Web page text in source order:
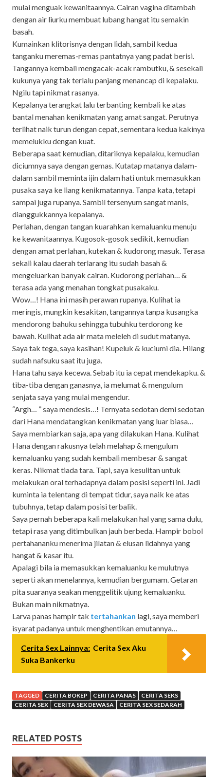
mulai menguak kewanitaannya. Cairan vagina ditambah
dengan air liurku membuat lubang hangat itu semakin
basah.
Kumainkan klitorisnya dengan lidah, sambil kedua
tanganku meremas-remas pantatnya yang padat berisi.
Tangannya kembali mengacak-acak rambutku, & sesekali
kukunya yang tak terlalu panjang menancap di kepalaku.
Ngilu tapi nikmat rasanya.
Kepalanya terangkat lalu terbanting kembali ke atas
bantal menahan kenikmatan yang amat sangat. Perutnya
terlihat naik turun dengan cepat, sementara kedua kakinya
memelukku dengan kuat.
Beberapa saat kemudian, ditariknya kepalaku, kemudian
diciumnya saya dengan gemas. Kutatap matanya dalam-
dalam sambil meminta ijin dalam hati untuk memasukkan
pusaka saya ke liang kenikmatannya. Tanpa kata, tetapi
sampai juga rupanya. Sambil tersenyum sangat manis,
dianggukkannya kepalanya.
Perlahan, dengan tangan kuarahkan kemaluanku menuju
ke kewanitaannya. Kugosok-gosok sedikit, kemudian
dengan amat perlahan, kutekan & kudorong masuk. Terasa
sekali kalau daerah terlarang itu sudah basah &
mengeluarkan banyak cairan. Kudorong perlahan… &
terasa ada yang menahan tongkat pusakaku.
Wow…! Hana ini masih perawan rupanya. Kulihat ia
meringis, mungkin kesakitan, tangannya tanpa kusangka
mendorong bahuku sehingga tubuhku terdorong ke
bawah. Kulihat ada air mata meleleh di sudut matanya.
Saya tak tega, saya kasihan! Kupeluk & kuciumi dia. Hilang
sudah nafsuku saat itu juga.
Hana tahu saya kecewa. Sebab itu ia cepat mendekapku. &
tiba-tiba dengan ganasnya, ia melumat & mengulum
senjata saya yang mulai mengendur.
“Argh… ” saya mendesis…! Ternyata sedotan demi sedotan
dari Hana mendatangkan kenikmatan yang luar biasa…
Saya membiarkan saja, apa yang dilakukan Hana. Kulihat
Hana dengan rakusnya telah melahap & mengulum
kemaluanku yang sudah kembali membesar & sangat
keras. Nikmat tiada tara. Tapi, saya kesulitan untuk
melakukan oral terhadapnya dalam posisi seperti ini. Jadi
kuminta ia telentang di tempat tidur, saya naik ke atas
tubuhnya, tetap dalam posisi terbalik.
Saya pernah beberapa kali melakukan hal yang sama dulu,
tetapi rasa yang ditimbulkan jauh berbeda. Hampir bobol
pertahananku menerima jilatan & elusan lidahnya yang
hangat & kasar itu.
Apalagi bila ia memasukkan kemaluanku ke mulutnya
seperti akan menelannya, kemudian bergumam. Getaran
pita suaranya seakan menggelitik ujung kemaluanku.
Bukan main nikmatnya.
Larva panas hampir tak tertahankan lagi, saya memberi
isyarat padanya untuk menghentikan emutannya…
Cerita Sex Lainnya: Cerita Sex Aku
Suka Bankerku
TAGGED CERITA BOKEP CERITA PANAS
CERITA SEKS
CERITA SEX
CERITA SEX DEWASA CERITA SEX SEDARAH
RELATED POSTS